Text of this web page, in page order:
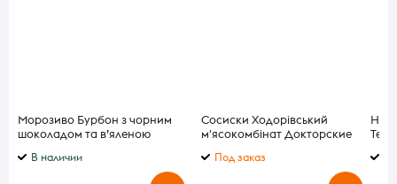
Морозиво Бурбон з чорним
шоколадом та в’яленою
В наличии
Сосиски Ходорівський
м'ясокомбінат Докторские
Под заказ
Tea